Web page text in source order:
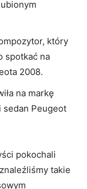
który
spotkać na
2008.
na markę
sedan Peugeot
pokochali
‌takie